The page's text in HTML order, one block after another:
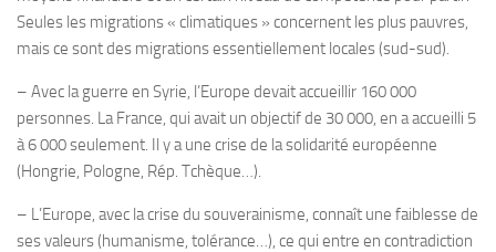
Seules les migrations « climatiques » concernent les plus pauvres,
mais ce sont des migrations essentiellement locales (sud-sud).
– Avec la guerre en Syrie, l’Europe devait accueillir 160 000
personnes. La France, qui avait un objectif de 30 000, en a accueilli 5
à 6 000 seulement. Il y a une crise de la solidarité européenne
(Hongrie, Pologne, Rép. Tchèque…).
– L’Europe, avec la crise du souverainisme, connaît une faiblesse de
ses valeurs (humanisme, tolérance…), ce qui entre en contradiction